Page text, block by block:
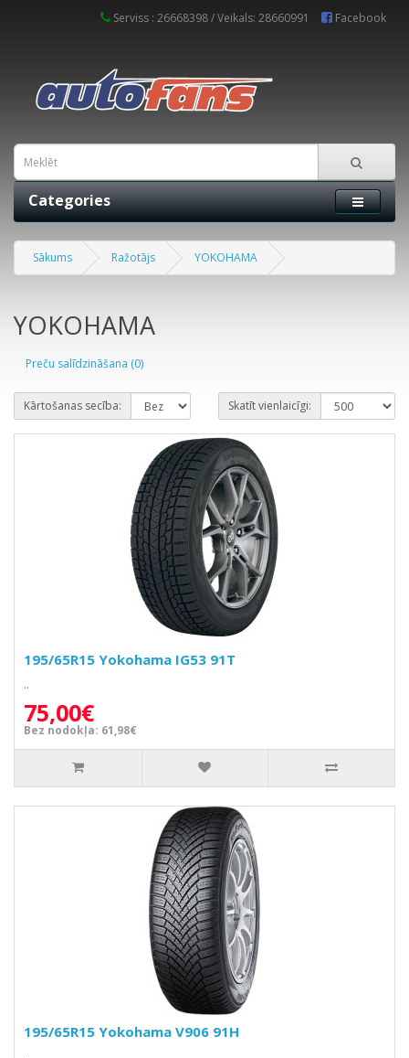
Serviss : 26668398 / Veikals: 28660991 Facebook
Categories
Sākums Ražotājs YOKOHAMA
YOKOHAMA
Preču salīdzināšana (0)
Kārtošanas secība: Skatīt vienlaicīgi:
195/65R15 Yokohama IG53 91T
..
75,00€
Bez nodokļa: 61,98€
195/65R15 Yokohama V906 91H